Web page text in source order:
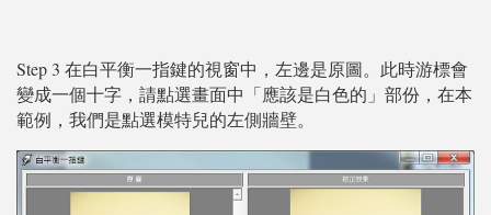
Step 3 在白平衡一指鍵的視窗中，左邊是原圖。此時游標會
變成一個十字，請點選畫面中「應該是白色的」部份，在本
範例，我們是點選模特兒的左側牆壁。